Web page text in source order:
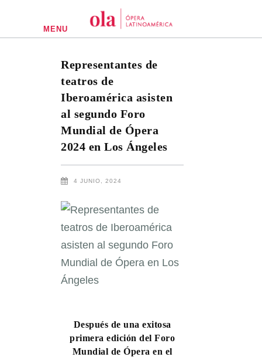
MENU
Representantes de
teatros de
Iberoamérica asisten
al segundo Foro
Mundial de Ópera
2024 en Los Ángeles
4 JUNIO, 2024
Después de una exitosa
primera edición del Foro
Mundial de Ópera en el